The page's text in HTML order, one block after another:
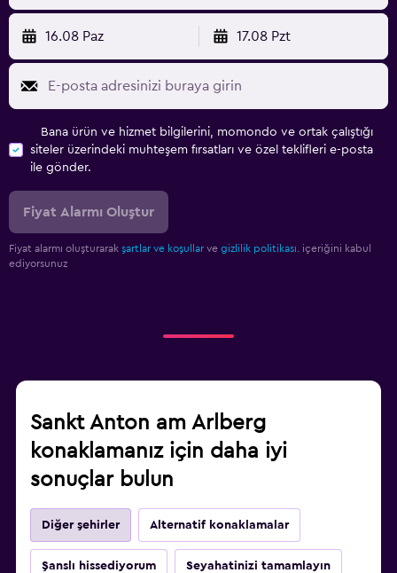
16.08 Paz 17.08 Pzt
Bana ürün ve hizmet bilgilerini, momondo ve ortak çalıştığı
siteler üzerindeki muhteşem fırsatları ve özel teklifleri e-posta
ile gönder.
Fiyat Alarmı Oluştur
Fiyat alarmı oluşturarak şartlar ve koşullar ve gizlilik politikası.
içeriğini kabul
ediyorsunuz
Sankt Anton am Arlberg
konaklamanız için daha iyi
sonuçlar bulun
Diğer şehirler Alternatif konaklamalar
Şanslı hissediyorum Seyahatinizi tamamlayın